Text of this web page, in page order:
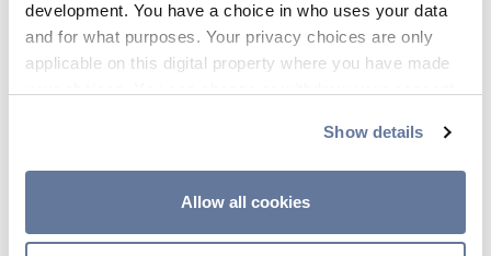
development. You have a choice in who uses your data
and for what purposes. Your privacy choices are only
applicable on this digital property where you have made
If you allow, we would also like to:
Show details
Allow all cookies
Il Consiglio ha infine deciso di riunirsi
nuovamente il 17 aprile p.v. per approfondire ed
esaminare gli eventuali elementi che dovessero
emergere dalle preliminari indagini relative al